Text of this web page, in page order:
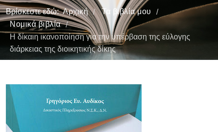
Βρίσκεστε εδώ:Αρχική / Τα βιβλία μου
/
Νομικά βιβλία /
Η δίκαιη ικανοποίηση για την υπέρβαση της εύλογης
διάρκειας της διοικητικής δίκης